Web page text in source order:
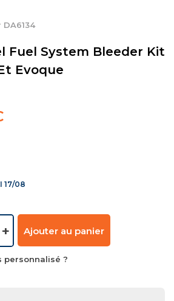
Fuel System Bleeder Kit
Evoque
17/08
+ Ajouter au panier
personnalisé ?